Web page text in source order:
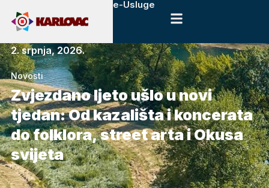
e-Usluge
2. srpnja, 2026.
Novosti
Zvjezdano ljeto ušlo u novi
tjedan: Od kazališta i koncerata
do folklora, street arta i Okusa
svijeta